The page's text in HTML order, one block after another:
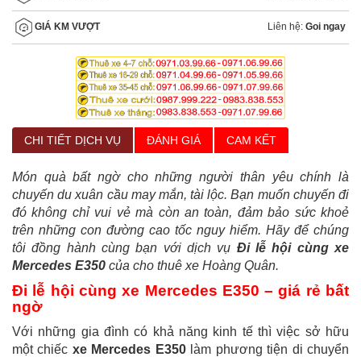
GIÁ KM VƯỢT Liên hệ: Goi ngay
CHI TIẾT DỊCH VỤ ĐÁNH GIÁ CAM KẾT
Món quà bất ngờ cho những người thân yêu chính là
chuyến du xuân cầu may mắn, tài lộc. Bạn muốn chuyến đi
đó không chỉ vui vẻ mà còn an toàn, đảm bảo sức khoẻ
trên những con đường cao tốc nguy hiểm. Hãy để chúng
tôi đồng hành cùng bạn với dịch vụ Đi lễ hội cùng xe
Mercedes E350 của cho thuê xe Hoàng Quân.
Đi lễ hội cùng xe Mercedes E350 – giá rẻ bất
ngờ
Với những gia đình có khả năng kinh tế thì việc sở hữu
một chiếc xe Mercedes E350làm phương tiện di chuyển